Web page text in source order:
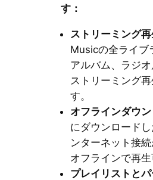
す：
ストリーミング再
Musicの全ライブ
アルバム、ラジ
ストリーミング再
す。
オフラインダウ
にダウンロード
ンターネット接
オフラインで再生
プレイリストと